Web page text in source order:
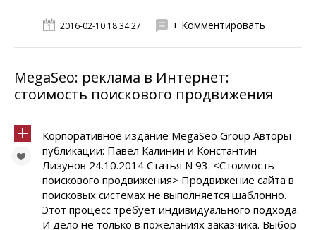
2016-02-10 18:34:27 + Комментировать
MegaSeo: реклама в Интернет:
стоимость поискового продвижения
Корпоративное издание MegaSeo Group Авторы
публикации: Павел Калинин и Константин
Лизунов 24.10.2014 Статья N 93. <Стоимость
поискового продвижения> Продвижение сайта в
поисковых системах не выполняется шаблонно.
Этот процесс требует индивидуального подхода.
И дело не только в пожеланиях заказчика. Выбор